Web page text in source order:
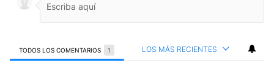
TODOS LOS COMENTARIOS 1 LOS MÁS RECIENTES